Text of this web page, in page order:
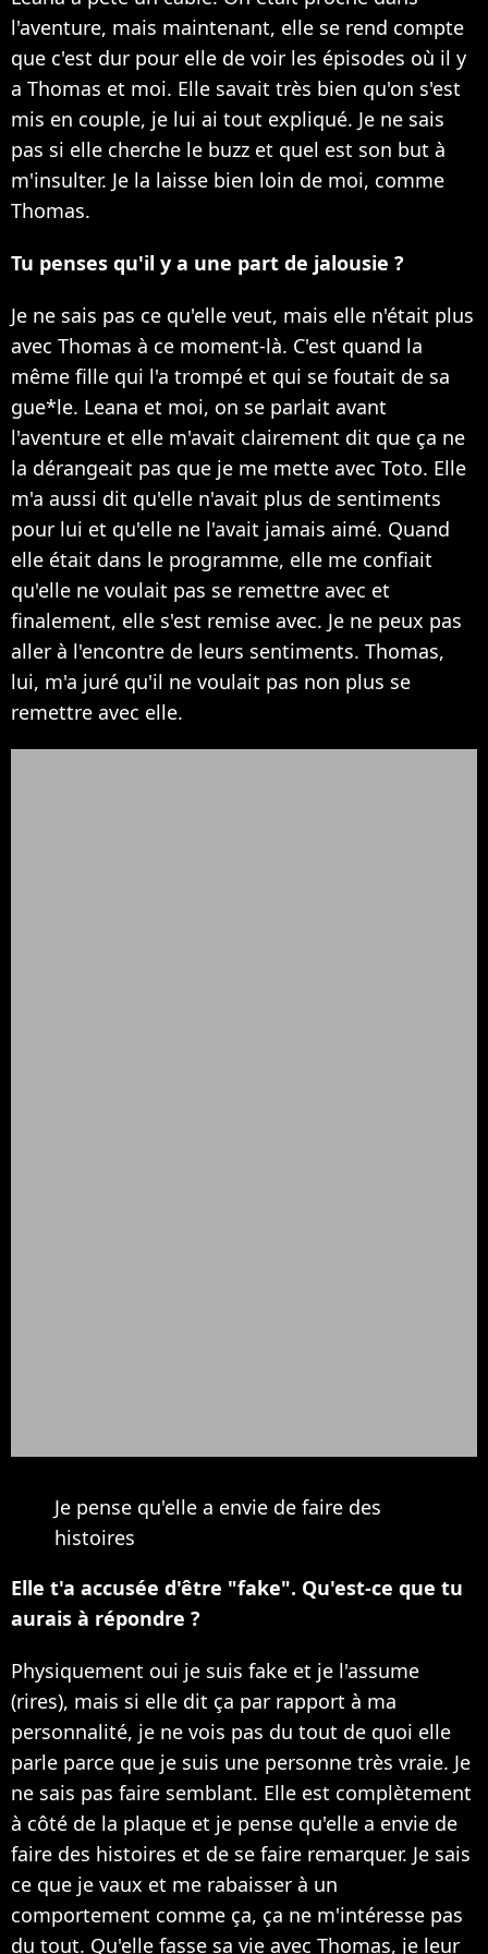
l'aventure, mais maintenant, elle se rend compte
que c'est dur pour elle de voir les épisodes où il y
a Thomas et moi. Elle savait très bien qu'on s'est
mis en couple, je lui ai tout expliqué. Je ne sais
pas si elle cherche le buzz et quel est son but à
m'insulter. Je la laisse bien loin de moi, comme
Thomas.
Tu penses qu'il y a une part de jalousie ?
Je ne sais pas ce qu'elle veut, mais elle n'était plus
avec Thomas à ce moment-là. C'est quand la
même fille qui l'a trompé et qui se foutait de sa
gue*le. Leana et moi, on se parlait avant
l'aventure et elle m'avait clairement dit que ça ne
la dérangeait pas que je me mette avec Toto. Elle
m'a aussi dit qu'elle n'avait plus de sentiments
pour lui et qu'elle ne l'avait jamais aimé. Quand
elle était dans le programme, elle me confiait
qu'elle ne voulait pas se remettre avec et
finalement, elle s'est remise avec. Je ne peux pas
aller à l'encontre de leurs sentiments. Thomas,
lui, m'a juré qu'il ne voulait pas non plus se
remettre avec elle.
Je pense qu'elle a envie de faire des
histoires
Elle t'a accusée d'être "fake". Qu'est-ce que tu
aurais à répondre ?
Physiquement oui je suis fake et je l'assume
(rires), mais si elle dit ça par rapport à ma
personnalité, je ne vois pas du tout de quoi elle
parle parce que je suis une personne très vraie. Je
ne sais pas faire semblant. Elle est complètement
à côté de la plaque et je pense qu'elle a envie de
faire des histoires et de se faire remarquer. Je sais
ce que je vaux et me rabaisser à un
comportement comme ça, ça ne m'intéresse pas
du tout. Qu'elle fasse sa vie avec Thomas, je leur